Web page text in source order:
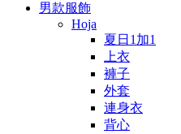
男款服飾
Hoja
夏日1加1
上衣
褲子
外套
連身衣
背心